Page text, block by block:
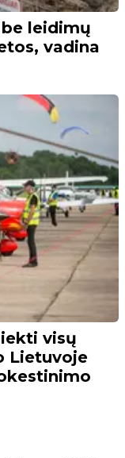
leidimų
vadina
visų
Lietuvoje